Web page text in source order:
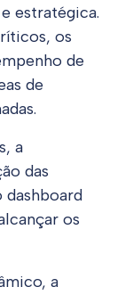
estratégica.
os
de
de
a
das
dashboard
os
a